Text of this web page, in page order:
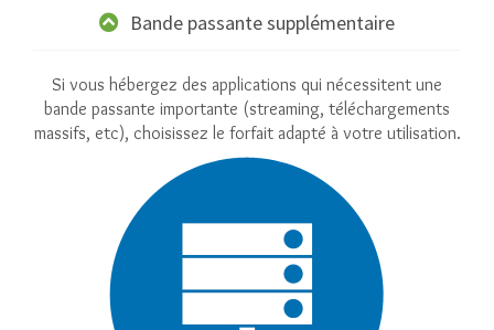
Bande passante supplémentaire
Si vous hébergez des applications qui nécessitent une
bande passante importante (streaming, téléchargements
massifs, etc), choisissez le forfait adapté à votre utilisation.